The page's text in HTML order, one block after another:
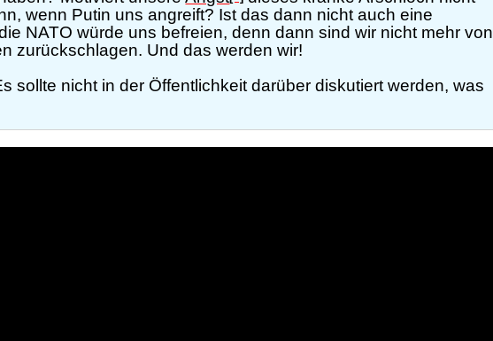
wenn Putin uns angreift? Ist das dann nicht auch eine
NATO würde uns befreien, denn dann sind wir nicht mehr von
zurückschlagen. Und das werden wir!
sollte nicht in der Öffentlichkeit darüber diskutiert werden, was